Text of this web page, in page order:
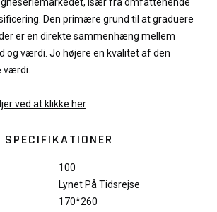
Den primære grund til at graduere
er en direkte sammenhæng mellem
og værdi. Jo højere en kvalitet af den
værdi.
ved at klikke her
SPECIFIKATIONER
100
Lynet På Tidsrejse
170*260